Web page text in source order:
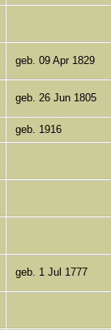
geb. 09 Apr 1829
geb. 26 Jun 1805
geb. 1916
geb. 1 Jul 1777